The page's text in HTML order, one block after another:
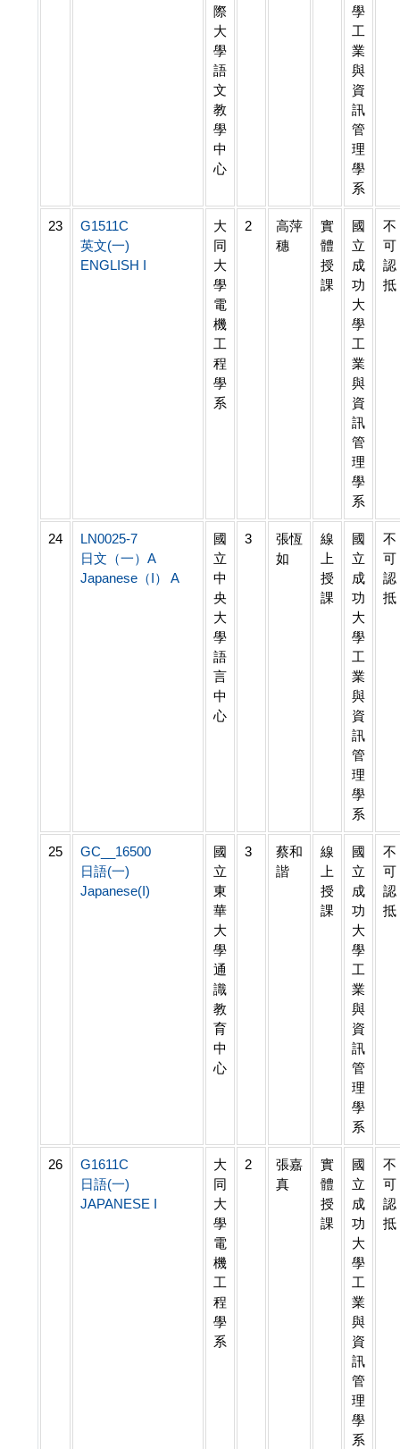
際
大
學
語
文
教
學
中
心
學
工
業
與
資
訊
管
理
學
系
23
G1511C
英文(一)
ENGLISH I
大
同
大
學
電
機
工
程
學
系
2
高萍
穗
實
體
授
課
國
立
成
功
大
學
工
業
與
資
訊
管
理
學
系
不
可
認
抵
24
LN0025-7
日文（一）A
Japanese（I） A
國
立
中
央
大
學
語
言
中
心
3
張恆
如
線
上
授
課
國
立
成
功
大
學
工
業
與
資
訊
管
理
學
系
不
可
認
抵
25
GC__16500
日語(一)
Japanese(I)
國
立
東
華
大
學
通
識
教
育
中
心
3
蔡和
諧
線
上
授
課
國
立
成
功
大
學
工
業
與
資
訊
管
理
學
系
不
可
認
抵
26
G1611C
日語(一)
JAPANESE I
大
同
大
學
電
機
工
程
學
系
2
張嘉
真
實
體
授
課
國
立
成
功
大
學
工
業
與
資
訊
管
理
學
系
不
可
認
抵